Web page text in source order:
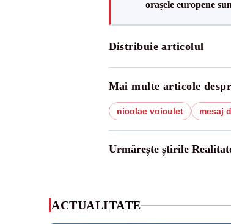
orașele europene
Distribuie articolul
Mai multe articole
nicolae voiculet mesaj
Urmărește știrile
ACTUALITATE